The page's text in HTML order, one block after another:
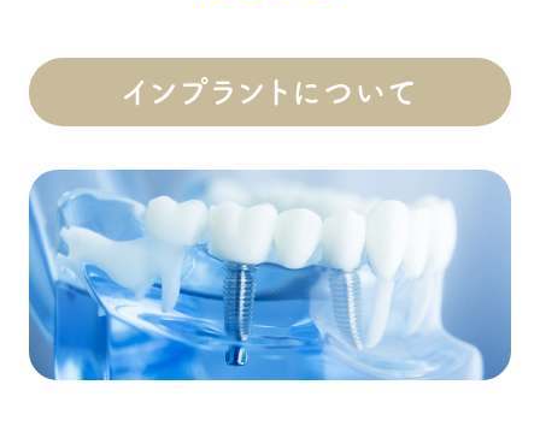
インプラントについて